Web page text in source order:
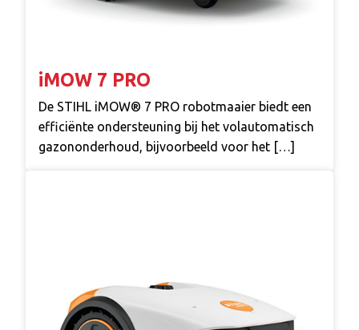
iMOW 7 PRO
De STIHL iMOW® 7 PRO robotmaaier biedt een
efficiënte ondersteuning bij het volautomatisch
gazononderhoud, bijvoorbeeld voor het […]